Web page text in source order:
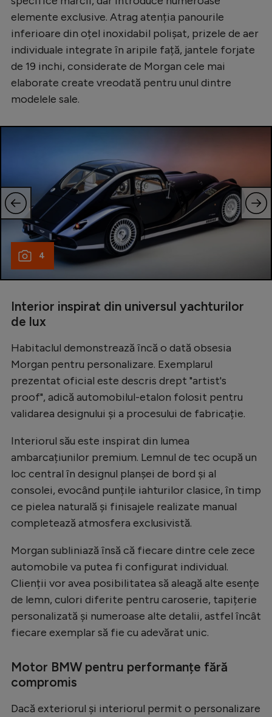
elemente exclusive. Atrag atenția panourile
inferioare din oțel inoxidabil polișat, prizele de aer
individuale integrate în aripile față, jantele forjate
de 19 inchi, considerate de Morgan cele mai
elaborate create vreodată pentru unul dintre
modelele sale.
4
Interior inspirat din universul yachturilor
de lux
Habitaclul demonstrează încă o dată obsesia
Morgan pentru personalizare. Exemplarul
prezentat oficial este descris drept "artist's
proof", adică automobilul-etalon folosit pentru
validarea designului și a procesului de fabricație.
Interiorul său este inspirat din lumea
ambarcațiunilor premium. Lemnul de tec ocupă un
loc central în designul planșei de bord și al
consolei, evocând punțile iahturilor clasice, în timp
ce pielea naturală și finisajele realizate manual
completează atmosfera exclusivistă.
Morgan subliniază însă că fiecare dintre cele zece
automobile va putea fi configurat individual.
Clienții vor avea posibilitatea să aleagă alte esențe
de lemn, culori diferite pentru caroserie, tapițerie
personalizată și numeroase alte detalii, astfel încât
fiecare exemplar să fie cu adevărat unic.
Motor BMW pentru performanțe fără
compromis
Dacă exteriorul și interiorul permit o personalizare